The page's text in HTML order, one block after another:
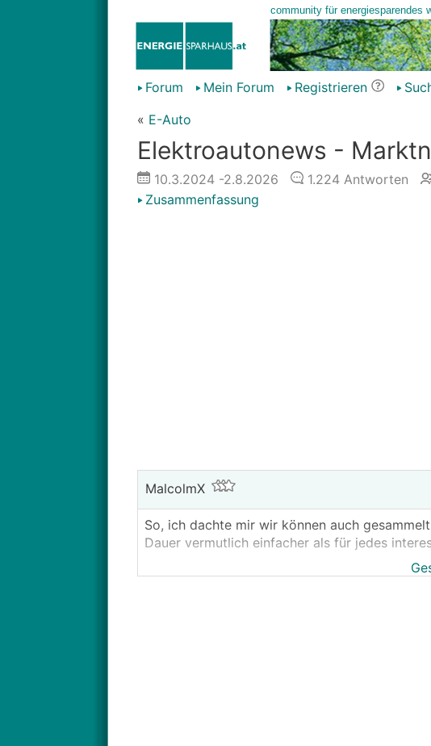
Forum Mein Forum Registrieren
« E-Auto
Elektroautonews -
10.3.2024 -2.8.2026 1.224Antworten
Zusammenfassung
MalcolmX
So, ich dachte mir wir können auch
Dauer vermutlich einfacher als für jedes
Ich mach mal den Start mit den Gerüchten